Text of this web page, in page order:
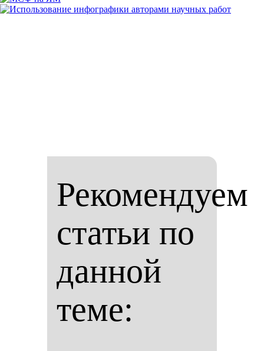
Рекомендуем
статьи по
данной
теме: